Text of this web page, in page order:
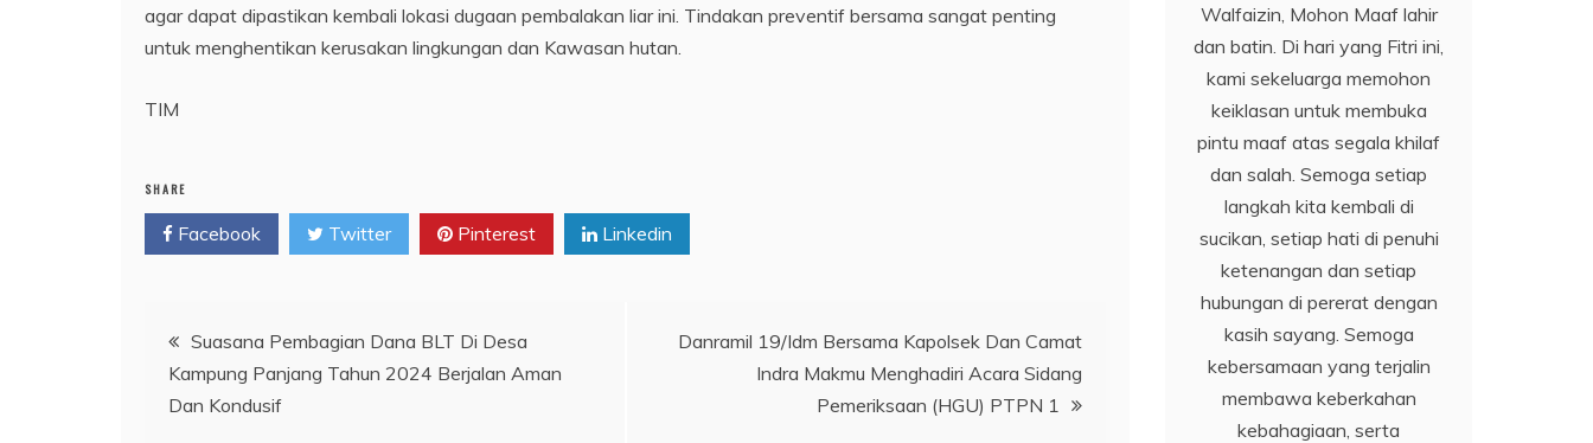
agar dapat dipastikan kembali lokasi dugaan pembalakan liar ini. Tindakan preventif bersama sangat penting
untuk menghentikan kerusakan lingkungan dan Kawasan hutan.
TIM
SHARE
Facebook Twitter Pinterest Linkedin
Navigasi
pos
Suasana Pembagian Dana BLT Di Desa
Kampung Panjang Tahun 2024 Berjalan Aman
Dan Kondusif
Danramil 19/Idm Bersama Kapolsek Dan Camat
Indra Makmu Menghadiri Acara Sidang
Pemeriksaan (HGU) PTPN 1
Walfaizin, Mohon Maaf lahir
dan batin. Di hari yang Fitri ini,
kami sekeluarga memohon
keiklasan untuk membuka
pintu maaf atas segala khilaf
dan salah. Semoga setiap
langkah kita kembali di
sucikan, setiap hati di penuhi
ketenangan dan setiap
hubungan di pererat dengan
kasih sayang. Semoga
kebersamaan yang terjalin
membawa keberkahan
kebahagiaan, serta